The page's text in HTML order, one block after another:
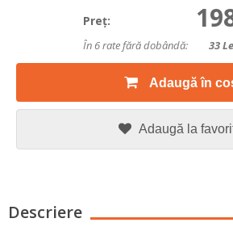
Preţ:
În 6 rate fără dobândă: 33
Adaugă în
Adaugă la
Descriere